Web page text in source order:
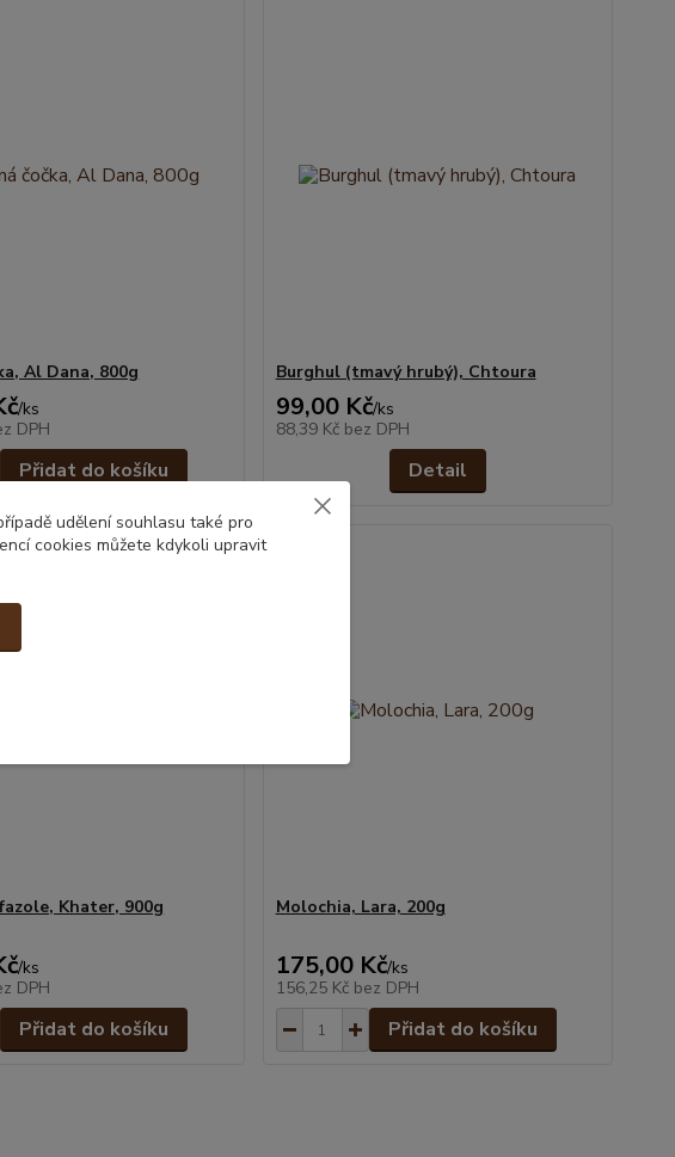
Al Dana, 800g
/ks
DPH
Přidat do košíku
Burghul (tmavý hrubý), Chtoura
99,00 Kč/ks
88,39 Kč bez DPH
Detail
Khater, 900g
/ks
DPH
Přidat do košíku
Molochia, Lara, 200g
175,00 Kč/ks
156,25 Kč bez DPH
Přidat do košíku
udělení souhlasu také pro
cookies můžete kdykoli upravit